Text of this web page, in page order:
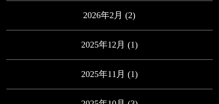
2026年2月 (2)
2025年12月 (1)
2025年11月 (1)